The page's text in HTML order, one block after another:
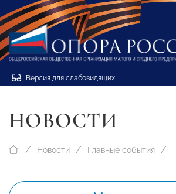
Версия для слабовидящих
НОВОСТИ
Новости Главные события